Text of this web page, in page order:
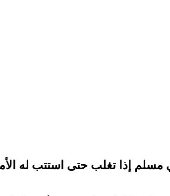
إذا تغلب حتى استتب له